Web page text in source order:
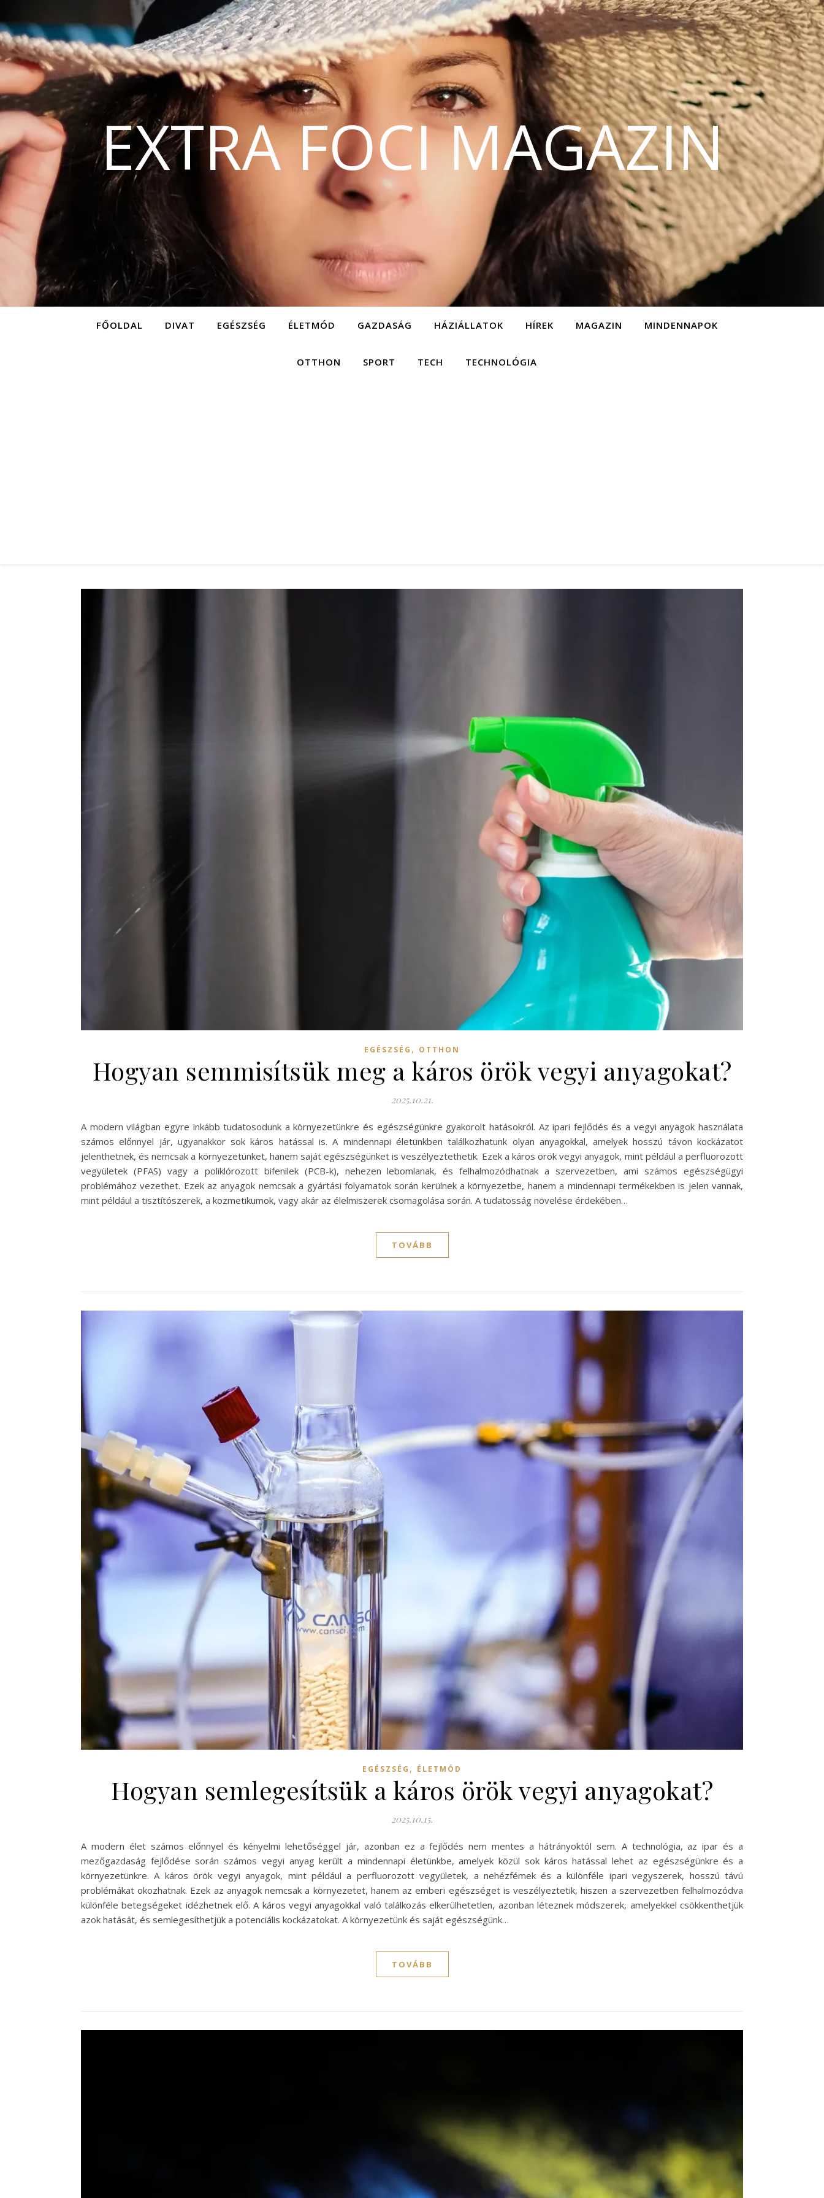
EXTRA FOCI MAGAZIN
FŐOLDAL DIVAT EGÉSZSÉG ÉLETMÓD GAZDASÁG HÁZIÁLLATOK HÍREK MAGAZIN MINDENNAPOK
OTTHON SPORT TECH TECHNOLÓGIA
EGÉSZSÉG , OTTHON
Hogyan semmisítsük meg a káros örök vegyi anyagokat?
2025.10.21.
A modern világban egyre inkább tudatosodunk a környezetünkre és egészségünkre gyakorolt hatásokról. Az ipari fejlődés és a vegyi anyagok használata
számos előnnyel jár, ugyanakkor sok káros hatással is. A mindennapi életünkben találkozhatunk olyan anyagokkal, amelyek hosszú távon kockázatot
jelenthetnek, és nemcsak a környezetünket, hanem saját egészségünket is veszélyeztethetik. Ezek a káros örök vegyi anyagok, mint például a perfluorozott
vegyületek (PFAS) vagy a poliklórozott bifenilek (PCB-k), nehezen lebomlanak, és felhalmozódhatnak a szervezetben, ami számos egészségügyi
problémához vezethet. Ezek az anyagok nemcsak a gyártási folyamatok során kerülnek a környezetbe, hanem a mindennapi termékekben is jelen vannak,
mint például a tisztítószerek, a kozmetikumok, vagy akár az élelmiszerek csomagolása során. A tudatosság növelése érdekében…
TOVÁBB
EGÉSZSÉG , ÉLETMÓD
Hogyan semlegesítsük a káros örök vegyi anyagokat?
2025.10.15.
A modern élet számos előnnyel és kényelmi lehetőséggel jár, azonban ez a fejlődés nem mentes a hátrányoktól sem. A technológia, az ipar és a
mezőgazdaság fejlődése során számos vegyi anyag került a mindennapi életünkbe, amelyek közül sok káros hatással lehet az egészségünkre és a
környezetünkre. A káros örök vegyi anyagok, mint például a perfluorozott vegyületek, a nehézfémek és a különféle ipari vegyszerek, hosszú távú
problémákat okozhatnak. Ezek az anyagok nemcsak a környezetet, hanem az emberi egészséget is veszélyeztetik, hiszen a szervezetben felhalmozódva
különféle betegségeket idézhetnek elő. A káros vegyi anyagokkal való találkozás elkerülhetetlen, azonban léteznek módszerek, amelyekkel csökkenthetjük
azok hatását, és semlegesíthetjük a potenciális kockázatokat. A környezetünk és saját egészségünk…
TOVÁBB